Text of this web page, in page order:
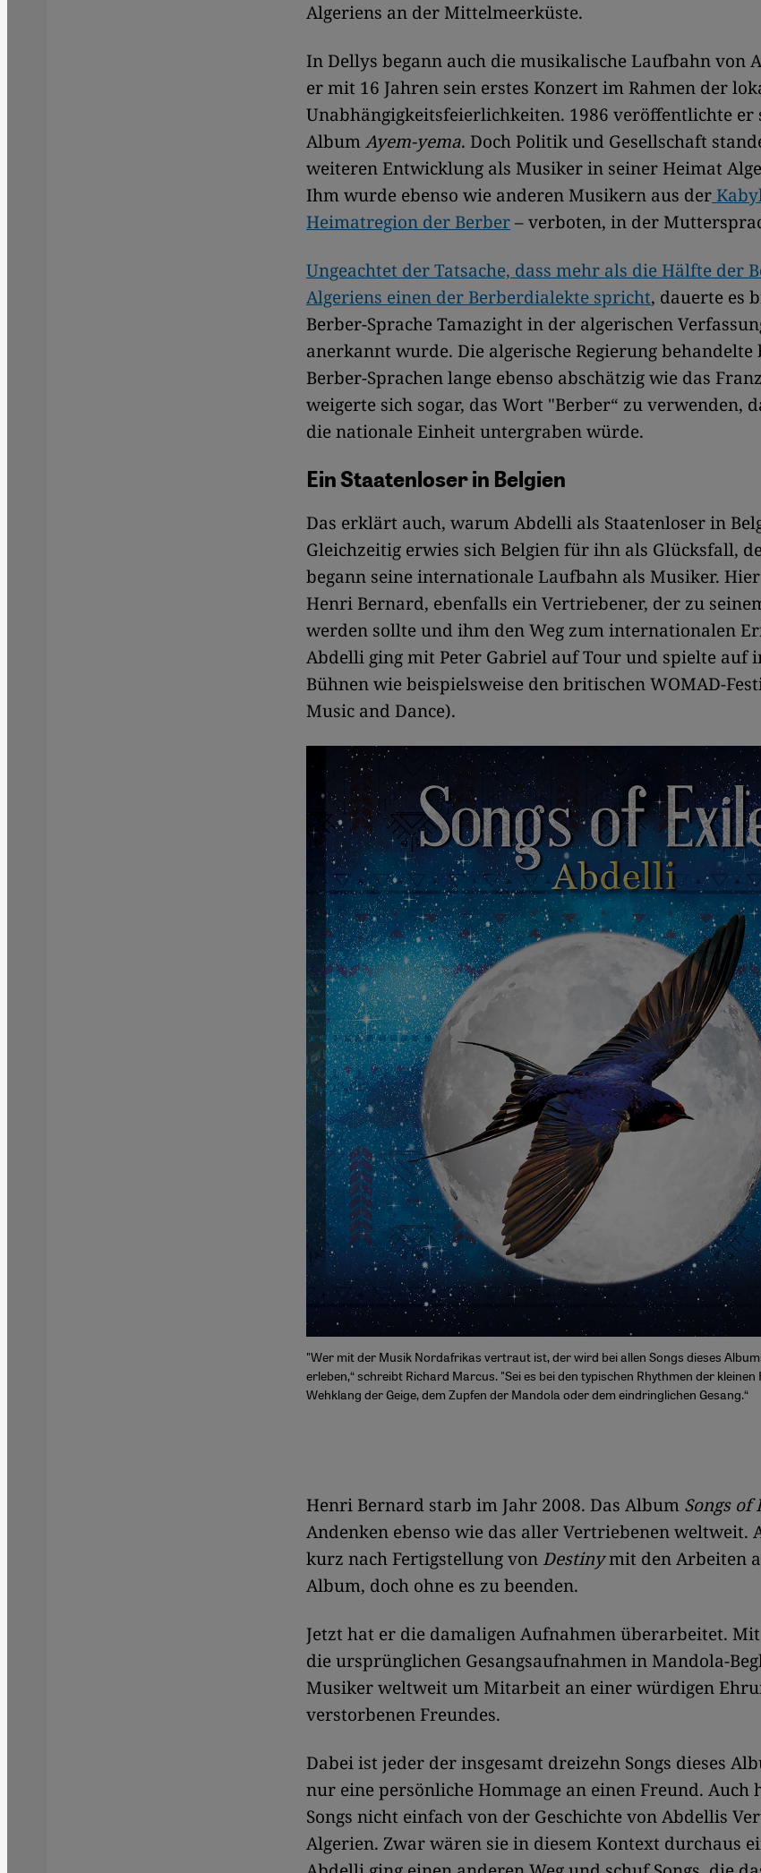
Algeriens an der Mittelmeerküste.
In Dellys begann auch die musikalische Laufbahn von
er mit 16 Jahren sein erstes Konzert im Rahmen der
Unabhängigkeitsfeierlichkeiten. 1986 veröffentlichte er
AlbumAyem-yema. Doch Politik und Gesellschaft
weiteren Entwicklung als Musiker in seiner Heimat
Ihm wurde ebenso wie anderen Musikern aus der
Heimatregion der Berber– verboten, in der
Ungeachtet der Tatsache, dass mehr als die Hälfte der
Algeriens einen der Berberdialekte spricht, dauerte es
Berber-Sprache Tamazight in der algerischen
anerkannt wurde. Die algerische Regierung
Berber-Sprachen lange ebenso abschätzig wie das
weigerte sich sogar, das Wort "Berber“ zu verwenden,
die nationale Einheit untergraben würde.
Ein Staatenloser in Belgien
Das erklärt auch, warum Abdelli als Staatenloser in
Gleichzeitig erwies sich Belgien für ihn als Glücksfall,
begann seine internationale Laufbahn als Musiker.
Henri Bernard, ebenfalls ein Vertriebener, der zu
werden sollte und ihm den Weg zum internationalen
Abdelli ging mit Peter Gabriel auf Tour und spielte auf
Bühnen wie beispielsweise den britischen WOMAD-
Music and Dance).
"Wer mit der Musik Nordafrikas vertraut ist, der wird bei allen Songs dieses
erleben,“ schreibt Richard Marcus. "Sei es bei den typischen Rhythmen der
Wehklang der Geige, dem Zupfen der Mandola oder dem eindringlichen Gesang.“
Henri Bernard starb im Jahr 2008. Das Album Songs of
Andenken ebenso wie das aller Vertriebenen weltweit.
kurz nach Fertigstellung von Destinymit den Arbeiten
Album, doch ohne es zu beenden.
Jetzt hat er die damaligen Aufnahmen überarbeitet.
die ursprünglichen Gesangsaufnahmen in Mandola-
Musiker weltweit um Mitarbeit an einer würdigen
verstorbenen Freundes.
Dabei ist jeder der insgesamt dreizehn Songs dieses
nur eine persönliche Hommage an einen Freund. Auch
Songs nicht einfach von der Geschichte von Abdellis
Algerien. Zwar wären sie in diesem Kontext durchaus